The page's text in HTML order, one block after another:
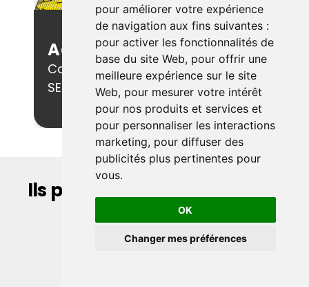
pour améliorer votre expérience
de navigation aux fins suivantes :
pour activer les fonctionnalités de
base du site Web, pour offrir une
meilleure expérience sur le site
Web, pour mesurer votre intérêt
pour nos produits et services et
pour personnaliser les interactions
marketing, pour diffuser des
publicités plus pertinentes pour
vous.
OK
Changer mes préférences
Adnane BENTALEB
Coach & directeur du programme
SEO
Ils partagent leur expérience
Sarha BOUMARAF